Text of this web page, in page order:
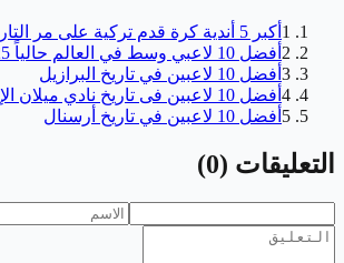
1 أكبر 5 أندية كرة قدم تركية على مر التاريخ
2 أفضل 10 لاعبي وسط في العالم حالياً 2025
3 أفضل 10 لاعبين في تاريخ البرازيل
4 أفضل 10 لاعبين فى تاريخ نادي ميلان الإيطالي
5 أفضل 10 لاعبين في تاريخ أرسنال
التعليقات (
0
)